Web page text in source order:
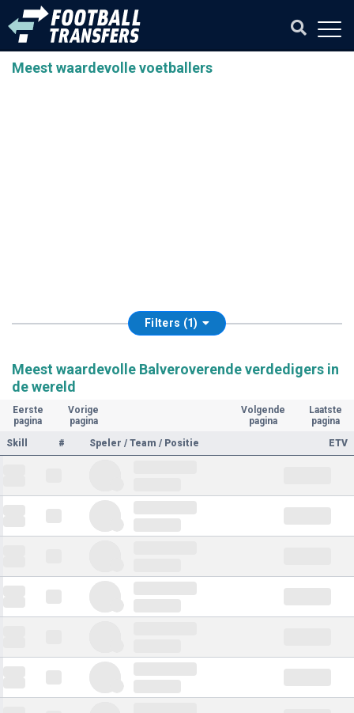
Meest waardevolle voetballers
Filters (1)
Meest waardevolle Balveroverende verdedigers in
de wereld
Eerste
pagina
Vorige
pagina
Volgende
pagina
Laatste
pagina
Skill
# Speler / Team / Positie ETV